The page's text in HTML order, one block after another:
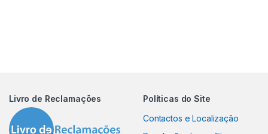
Livro de Reclamações
Políticas do Site
Contactos e Localização